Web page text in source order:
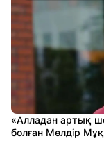
«Алладан артық
болған Мөлдір